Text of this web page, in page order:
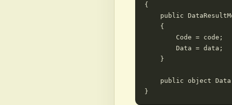
{
public
    {
        Code = code;
        Data = data;
    }
public object